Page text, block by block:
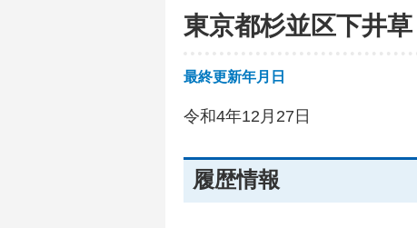
東京都杉並区下井
最終更新年月日
令和4年12月27日
履歴情報